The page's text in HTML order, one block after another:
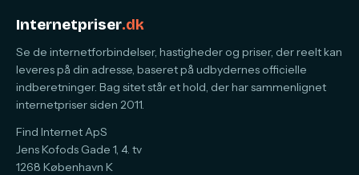
Internetpriser.dk
Se de internetforbindelser, hastigheder og priser, der reelt kan
leveres på din adresse, baseret på udbydernes officielle
indberetninger. Bag sitet står et hold, der har sammenlignet
internetpriser siden 2011.
Find Internet ApS
Jens Kofods Gade 1, 4. tv
1268 København K